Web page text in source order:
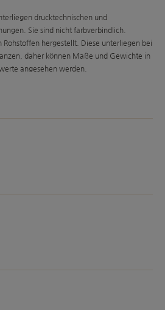
drucktechnischen und
Sie sind nicht farbverbindlich.
Rohstoffen hergestellt. Diese unterliegen bei
daher können Maße und Gewichte in
angesehen werden.